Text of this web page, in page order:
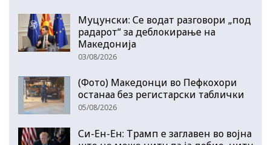
Муцунски: Се водат разговори „под
радарот“ за деблокирање на
Македонија
03/08/2026
(Фото) Македонци во Пефкохори
останаа без регистарски таблички
05/08/2026
Си-Ен-Ен: Трамп е заглавен во војна